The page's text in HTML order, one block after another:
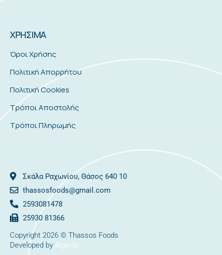
ΧΡΗΣΙΜΑ
Όροι Χρήσης
Πολιτική Απορρήτου
Πολιτική Cookies
Τρόποι Αποστολής
Τρόποι Πληρωμής
Σκάλα Ραχωνίου, Θάσος 640 10
thassosfoods@gmail.com
2593081478
25930 81366
Copyright 2026 © Thassos Foods
Developed by Algoria